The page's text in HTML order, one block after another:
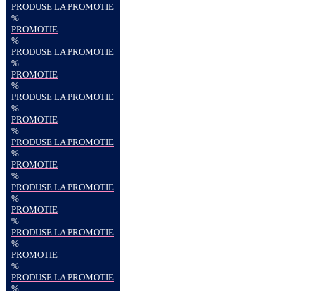
PRODUSE LA PROMOTIE
%
PROMOTIE
%
PRODUSE LA PROMOTIE
%
PROMOTIE
%
PRODUSE LA PROMOTIE
%
PROMOTIE
%
PRODUSE LA PROMOTIE
%
PROMOTIE
%
PRODUSE LA PROMOTIE
%
PROMOTIE
%
PRODUSE LA PROMOTIE
%
PROMOTIE
%
PRODUSE LA PROMOTIE
%